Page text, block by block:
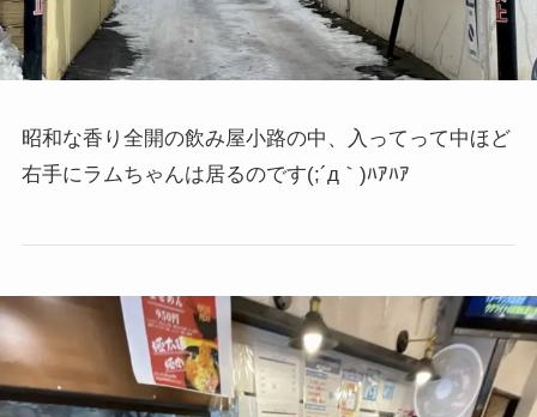
昭和な香り全開の飲み屋小路の中、入ってって中ほど
右手にラムちゃんは居るのです(;´д｀)ﾊｱﾊｱ